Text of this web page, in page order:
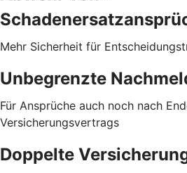
Mehr Sicherheit für
Unbegrenzte
Für Ansprüche auch noch nach
Versicherungsvertrags
Doppelte